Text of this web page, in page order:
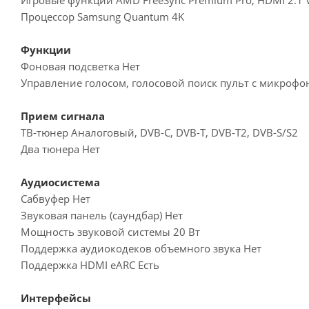
Процессор Samsung Quantum 4K
Функции
Фоновая подсветка Нет
Управление голосом, голосовой поиск пульт с
Прием сигнала
ТВ-тюнер Аналоговый, DVB-C, DVB-T, DVB-T2, DVB-S/S2
Два тюнера Нет
Аудиосистема
Сабвуфер Нет
Звуковая панель (саундбар) Нет
Мощность звуковой системы 20 Вт
Поддержка аудиокодеков объемного звука Нет
Поддержка HDMI eARC Есть
Интерфейсы